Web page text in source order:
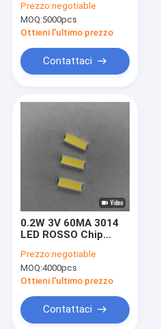
Video
Mostra VR
Circa noi
Controllo di qualità
Contattici
usato per la luce
della Banca del
caricatore
Prezzo:negotiable
MOQ:5000pcs
Ottieni l'ultimo prezzo
Contattaci
0.2W 3V 60MA 3014
LED ROSSO Chip
per la luce a livello
dell'elevatore
Prezzo:negotiable
MOQ:4000pcs
Ottieni l'ultimo prezzo
Contattaci